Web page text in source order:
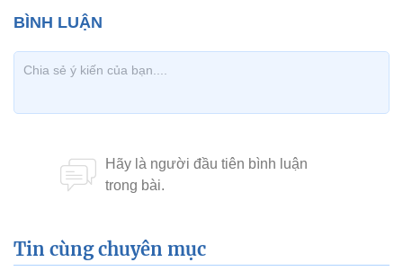
Tin cùng chuyên mục